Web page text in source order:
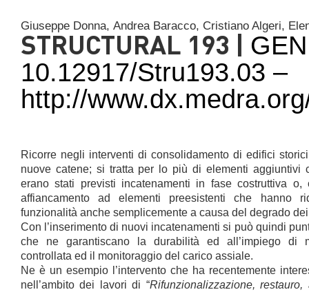
Giuseppe Donna, Andrea Baracco, Cristiano Algeri,
STRUCTURAL 193 |
10.12917/Stru193.03 –
http://
Ricorre negli interventi di consolidamento di edifici
nuove catene; si tratta per lo più di elementi aggiuntivi
erano stati previsti incatenamenti in fase costruttiva o,
affiancamento ad elementi preesistenti che hanno
funzionalità anche semplicemente a causa del degrado
Con l’inserimento di nuovi incatenamenti si può quindi
che ne garantiscano la durabilità ed all’impiego di
controllata ed il monitoraggio del carico assiale.
Ne è un esempio l’intervento che ha recentemente
nell’ambito dei lavori di “Rifunzionalizzazione,